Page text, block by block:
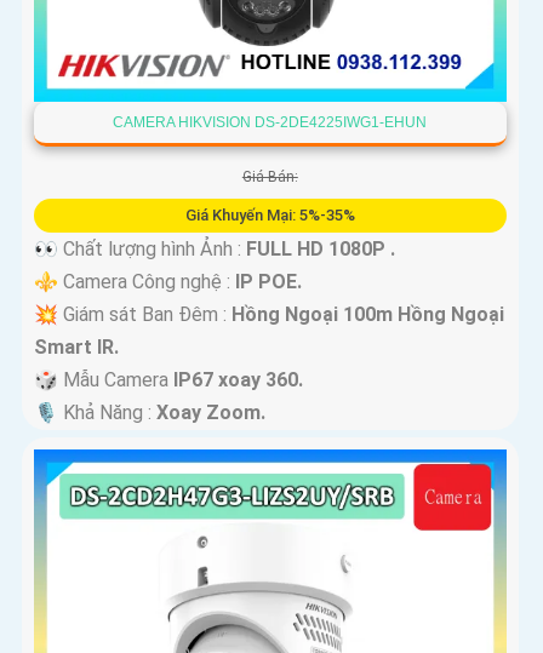
CAMERA HIKVISION DS-2DE4225IWG1-EHUN
Giá Bán:
Giá Khuyến Mại: 5%-35%
️
👀 Chất lượng hình Ảnh : FULL HD 1080P .
⚜️ Camera Công nghệ : IP POE.
💥 Giám sát Ban Đêm : Hồng Ngoại 100m Hồng Ngoại
Smart IR.
🎲 Mẫu Camera IP67 xoay 360.
️🎙 Khả Năng : Xoay Zoom.